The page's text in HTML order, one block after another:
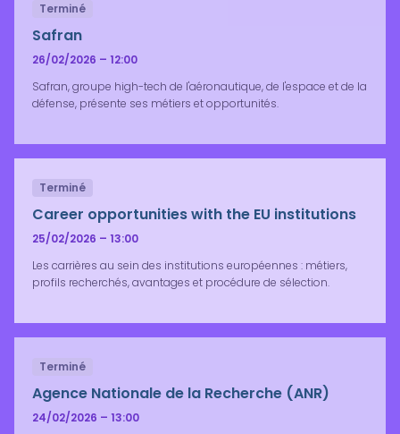
Terminé
Safran
26/02/2026 – 12:00
Safran, groupe high-tech de l'aéronautique, de l'espace et de la
défense, présente ses métiers et opportunités.
Terminé
Career opportunities with the EU institutions
25/02/2026 – 13:00
Les carrières au sein des institutions européennes : métiers,
profils recherchés, avantages et procédure de sélection.
Terminé
Agence Nationale de la Recherche (ANR)
24/02/2026 – 13:00